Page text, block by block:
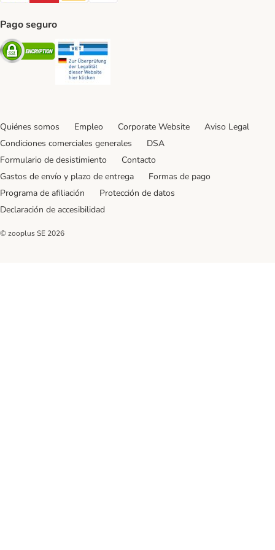
Pago seguro
Security
Quiénes somos Empleo Corporate Website
Aviso Legal
Condiciones comerciales generales
DSA
Formulario de desistimiento
Contacto
Gastos de envío y plazo de entrega
Formas de pago
Programa de afiliación
Protección de datos
Declaración de accesibilidad
© zooplus SE 2026